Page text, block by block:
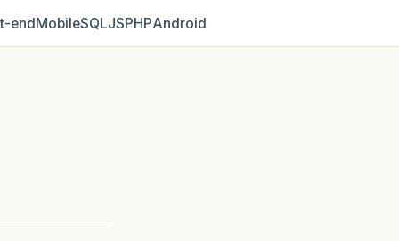
MobileSQLJSPHPAndroid